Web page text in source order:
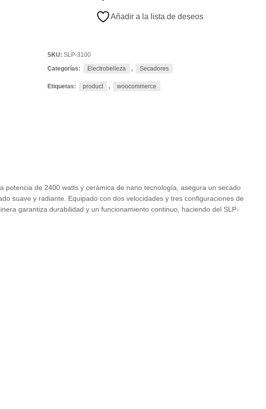
Añadir a la lista de deseos
SKU: SLP-3100
Categorías:
Electrobelleza , Secadores
Etiquetas: product , woocommerce
de 2400 watts y cerámica de nano tecnología, asegura un secado
suave y radiante. Equipado con dos velocidades y tres configuraciones de
garantiza durabilidad y un funcionamiento continuo, haciendo del SLP-